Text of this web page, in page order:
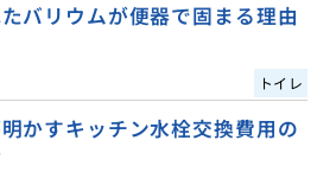
バリウムが便器で固まる理由
トイレ
かすキッチン水栓交換費用の